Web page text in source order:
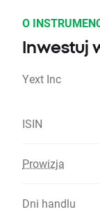
O
Inwestuj
Yext Inc
ISIN
Prowizja
Dni handlu